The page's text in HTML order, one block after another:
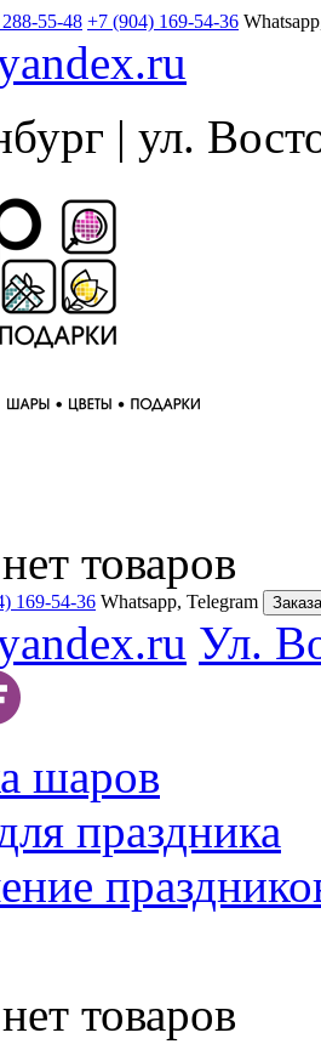
55-48 +7 (904) 169-54-36
| ул.
товаров
169-54-36 Whatsapp, Telegram
Ул.
шаров
праздника
товаров